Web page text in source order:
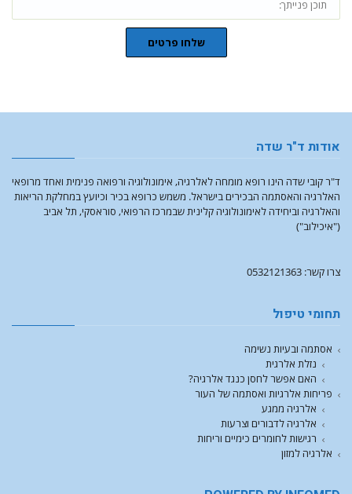
שלחו פרטים
אודות ד"ר שדה
ד"ר קובי שדה הינו רופא מומחה לאלרגיה, אימונולוגיה ורפואה פנימית ואחד מרופאי
האלרגיה והאסתמה הבכירים בישראל. משמש כרופא בכיר וכיועץ במחלקת הריאות
והאלרגיה וביחידה לאימונולוגיה קלינית שבמרכז הרפואי, סוראסקי, תל אביב
("איכילוב")
צרו קשר: 0532121363
תחומי טיפול
אסתמה ובעיות נשימה
נזלת אלרגית
האם אפשר לחסן כנגד אלרגיה?
פריחות אלרגיות ואסתמה של העור
אלרגיה ממגע
אלרגיה לדבורים וצרעות
רגישות לחומרים כימיים וריחות
אלרגיה למזון